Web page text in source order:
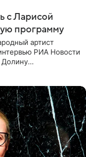
с Ларисой
программу
артист
РИА Новости
Долину